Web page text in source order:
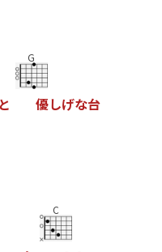
と
G
優しげな台
C